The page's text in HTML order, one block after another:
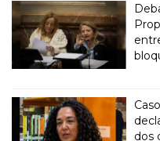
dos